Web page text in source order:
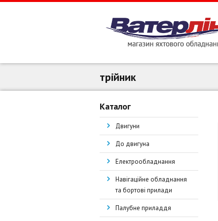
трійник
Каталог
Двигуни
До двигуна
Електрообладнання
Навігаційне обладнання
та бортові прилади
Палубне приладдя